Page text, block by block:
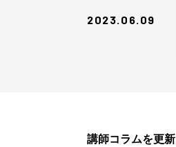
2023.06.09
講師コラムを更